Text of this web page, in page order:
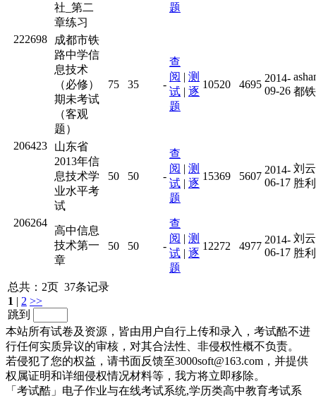
社_第二
章练习
题
222698
成都市铁
路中学信
息技术
（必修）
期未考试
（客观
题）
75 35 -
查
阅 | 测
试 | 逐
题
10520 4695
2014-
09-26 都
206423
山东省
2013年信
息技术学
业水平考
试
50 50 -
查
阅 | 测
试 | 逐
题
15369 5607
2014-
06-17
刘
胜
206264
高中信息
技术第一
章
50 50 -
查
阅 | 测
试 | 逐
题
12272 4977
2014-
06-17
刘
胜
总共：2页 37条记录
1 | 2 >>
跳到
本站所有试卷及资源，皆由用户自行上传和录入，考试酷不进
行任何实质异议的审核，对其合法性、非侵权性概不负责。
若侵犯了您的权益，请书面反馈至3000soft@163.com，并提供
权属证明和详细侵权情况材料等，我方将立即移除。
「考试酷」电子作业与在线考试系统,学历类高中教育考试系